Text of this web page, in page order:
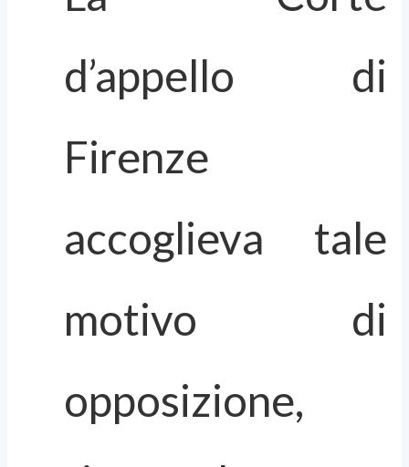
d’appello di
Firenze
accoglieva tale
motivo di
opposizione,